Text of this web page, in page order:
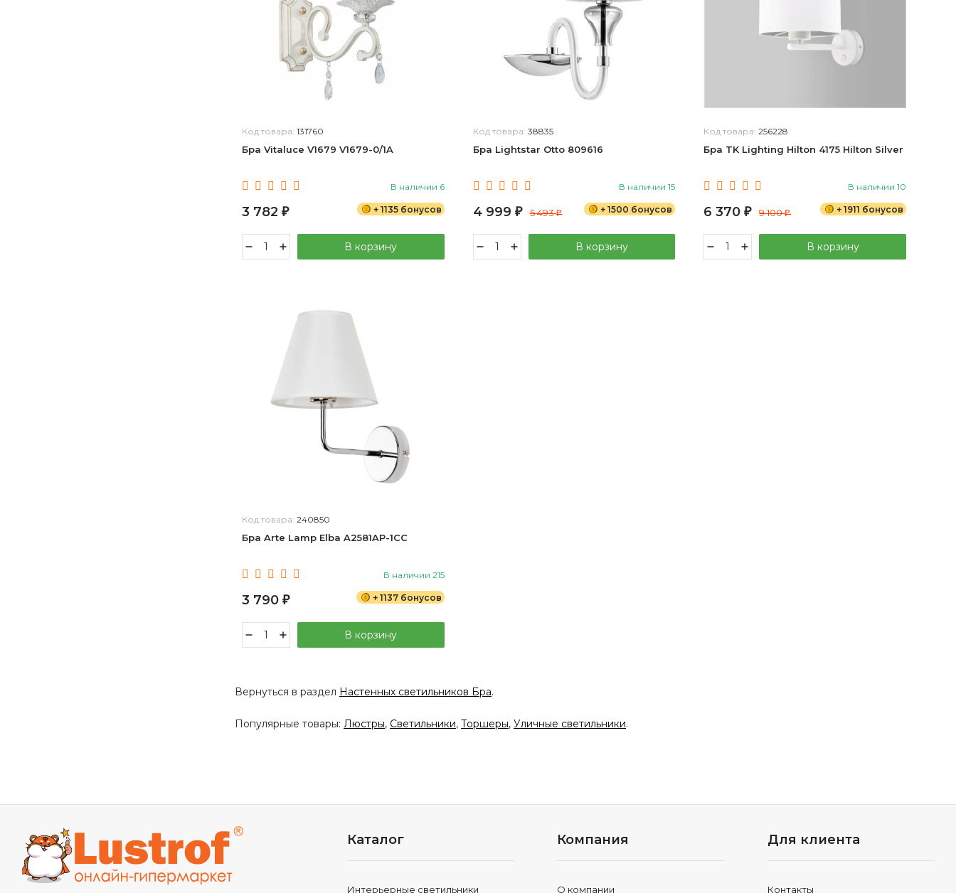
Код товара: 131760
Бра Vitaluce V1679 V1679-0/1A
В наличии 6
3 782 ₽ + 1135 бонусов
В корзину
Код товара: 38835
Бра Lightstar Otto 809616
В наличии 15
4 999 ₽ 5 493₽ + 1500 бонусов
В корзину
Код товара:256228
Бра TK Lighting Hilton 4175 Hilton Silver
В наличии 10
6 370₽ 9 100₽ + 1911 бонусов
В корзину
Код товара: 240850
Бра Arte Lamp Elba A2581AP-1CC
В наличии 215
3 790 ₽ + 1137 бонусов
В корзину
Вернуться в раздел Настенных светильников Бра.
Популярные товары: Люстры, Светильники, Торшеры, Уличные светильники.
Каталог
Интерьерные светильники
Компания
О компании
Для клиента
Контакты